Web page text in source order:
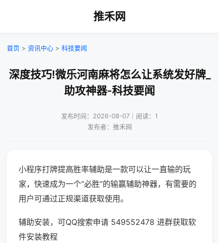
推禾网
首页 > 资讯中心 > 科技要闻
深度技巧!微乐河南麻将怎么让系统发好牌_
助攻神器-科技要闻
发布时间：2026-08-07｜阅读：1
发布者：推禾网
小程序打牌提高胜率辅助是一款可以让一直输的玩
家，快速成为一个“必胜”的输赢辅助神器，有需要的
用户可通过正规渠道获取使用。
辅助安装，可QQ搜索申请 549552478 进群获取软
件安装教程